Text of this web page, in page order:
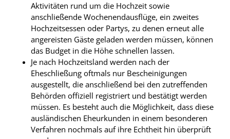
Aktivitäten rund um die Hochzeit sowie
anschließende Wochenendausflüge, ein zweites
Hochzeitsessen oder Partys, zu denen erneut alle
angereisten Gäste geladen werden müssen, können
das Budget in die Höhe schnellen lassen.
Je nach Hochzeitsland werden nach der
Eheschließung oftmals nur Bescheinigungen
ausgestellt, die anschließend bei den zutreffenden
Behörden offiziell registriert und bestätigt werden
müssen. Es besteht auch die Möglichkeit, dass diese
ausländischen Eheurkunden in einem besonderen
Verfahren nochmals auf ihre Echtheit hin überprüft